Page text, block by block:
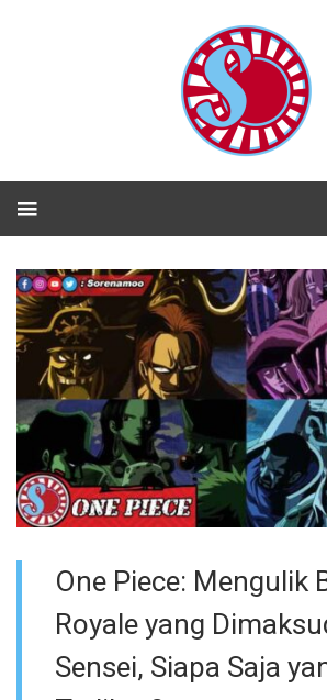
One Piece: Mengulik
Royale yang
Sensei, Siapa Saja